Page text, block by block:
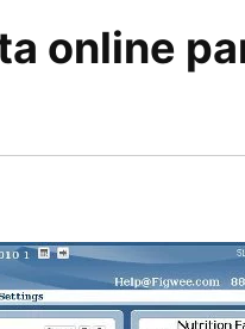
online